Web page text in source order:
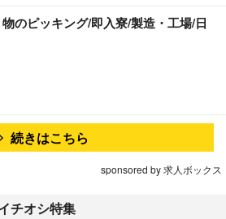
物のピッキング/即入寮/製造・工場/日
続きはこちら
sponsored by 求人ボックス
チオシ特集